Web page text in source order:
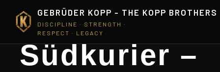
GEBRÜDER KOPP - THE KOPP BROTHERS
DISCIPLINE · STRENGTH ·
RESPECT · LEGACY
Südkurier –